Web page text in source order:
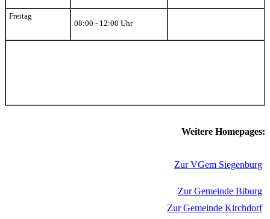
Freitag
08:00 - 12:00 Uhr
Weitere Homepages:
Zur VGem Siegenburg
Zur Gemeinde Biburg
Zur Gemeinde Kirchdorf